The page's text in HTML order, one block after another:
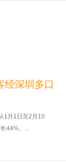
经深圳多口
1月1日至2月10
44%。...